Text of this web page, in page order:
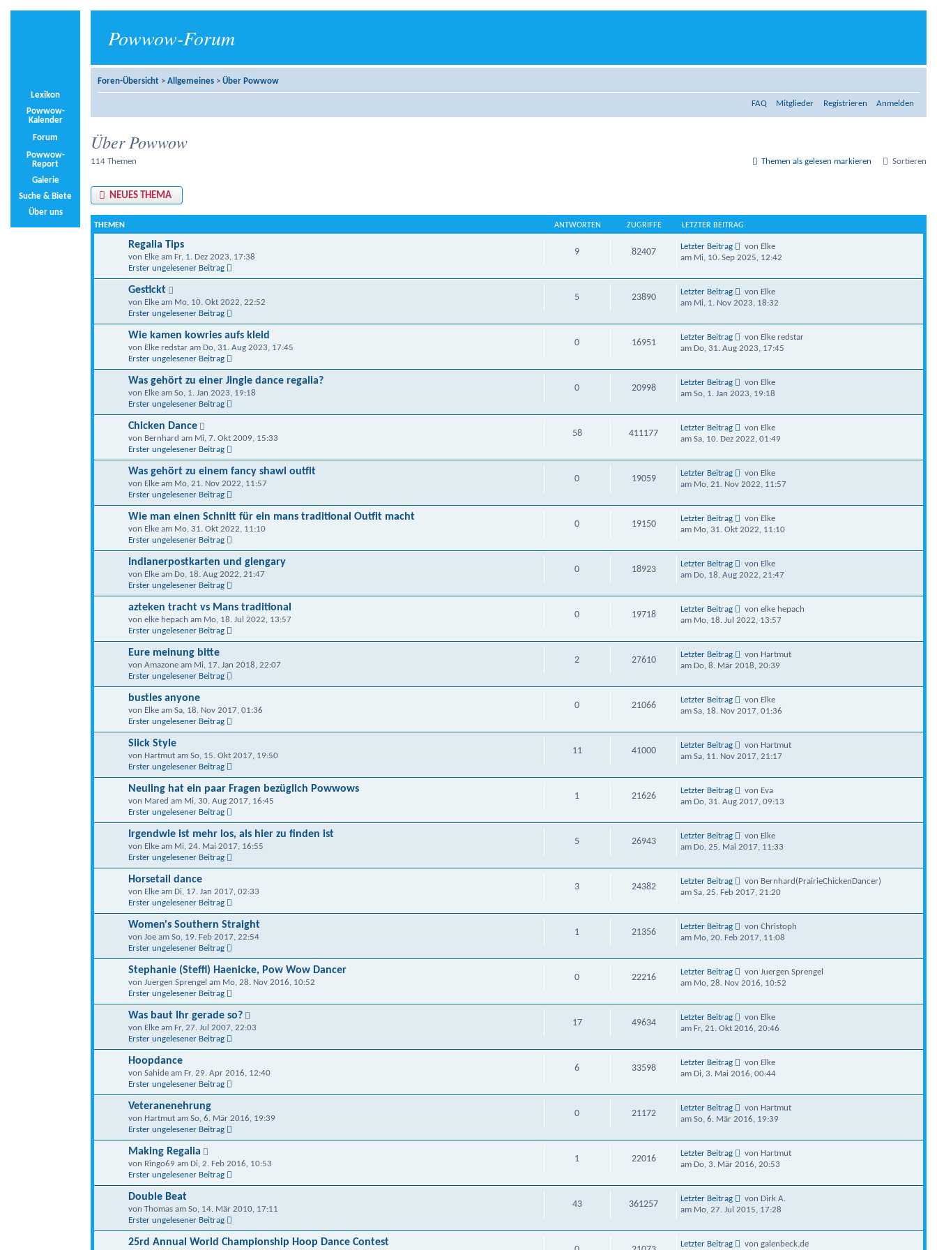
Powwow-Forum
Lexikon
Powwow-
Kalender
Forum
Powwow-
Report
Galerie
Suche & Biete
Über uns
Foren-Übersicht > Allgemeines > Über Powwow
FAQ Mitglieder Registrieren Anmelden
Über Powwow
114 Themen Themen als gelesen markieren Sortieren
NEUES THEMA
THEMEN ANTWORTEN ZUGRIFFE LETZTER BEITRAG
Regalia Tips
von Elke am Fr, 1. Dez 2023, 17:38
Erster ungelesener Beitrag
9 82407
Letzter Beitrag
von Elke
am Mi, 10. Sep 2025, 12:42
Gestickt
von Elke am Mo, 10. Okt 2022, 22:52
Erster ungelesener Beitrag
5 23890
Letzter Beitrag
von Elke
am Mi, 1. Nov 2023, 18:32
Wie kamen kowries aufs kleid
von Elke redstar am Do, 31. Aug 2023, 17:45
Erster ungelesener Beitrag
0 16951
Letzter Beitrag
von Elke redstar
am Do, 31. Aug 2023, 17:45
Was gehört zu einer Jingle dance regalia?
von Elke am So, 1. Jan 2023, 19:18
Erster ungelesener Beitrag
0 20998
Letzter Beitrag
von Elke
am So, 1. Jan 2023, 19:18
Chicken Dance
von Bernhard am Mi, 7. Okt 2009, 15:33
Erster ungelesener Beitrag
58 411177
Letzter Beitrag
von Elke
am Sa, 10. Dez 2022, 01:49
Was gehört zu einem fancy shawl outfit
von Elke am Mo, 21. Nov 2022, 11:57
Erster ungelesener Beitrag
0 19059
Letzter Beitrag
von Elke
am Mo, 21. Nov 2022, 11:57
Wie man einen Schnitt für ein mans traditional Outfit macht
von Elke am Mo, 31. Okt 2022, 11:10
Erster ungelesener Beitrag
0 19150
Letzter Beitrag
von Elke
am Mo, 31. Okt 2022, 11:10
Indianerpostkarten und glengary
von Elke am Do, 18. Aug 2022, 21:47
Erster ungelesener Beitrag
0 18923
Letzter Beitrag
von Elke
am Do, 18. Aug 2022, 21:47
azteken tracht vs Mans traditional
von elke hepach am Mo, 18. Jul 2022, 13:57
Erster ungelesener Beitrag
0 19718
Letzter Beitrag
von elke hepach
am Mo, 18. Jul 2022, 13:57
Eure meinung bitte
von Amazone am Mi, 17. Jan 2018, 22:07
Erster ungelesener Beitrag
2 27610
Letzter Beitrag
von Hartmut
am Do, 8. Mär 2018, 20:39
bustles anyone
von Elke am Sa, 18. Nov 2017, 01:36
Erster ungelesener Beitrag
0 21066
Letzter Beitrag
von Elke
am Sa, 18. Nov 2017, 01:36
Slick Style
von Hartmut am So, 15. Okt 2017, 19:50
Erster ungelesener Beitrag
11 41000
Letzter Beitrag
von Hartmut
am Sa, 11. Nov 2017, 21:17
Neuling hat ein paar Fragen bezüglich Powwows
von Mared am Mi, 30. Aug 2017, 16:45
Erster ungelesener Beitrag
1 21626
Letzter Beitrag
von Eva
am Do, 31. Aug 2017, 09:13
Irgendwie ist mehr los, als hier zu finden ist
von Elke am Mi, 24. Mai 2017, 16:55
Erster ungelesener Beitrag
5 26943
Letzter Beitrag
von Elke
am Do, 25. Mai 2017, 11:33
Horsetail dance
von Elke am Di, 17. Jan 2017, 02:33
Erster ungelesener Beitrag
3 24382
Letzter Beitrag
von Bernhard(PrairieChickenDancer)
am Sa, 25. Feb 2017, 21:20
Women's Southern Straight
von Joe am So, 19. Feb 2017, 22:54
Erster ungelesener Beitrag
1 21356
Letzter Beitrag
von Christoph
am Mo, 20. Feb 2017, 11:08
Stephanie (Steffi) Haenicke, Pow Wow Dancer
von Juergen Sprengel am Mo, 28. Nov 2016, 10:52
Erster ungelesener Beitrag
0 22216
Letzter Beitrag
von Juergen Sprengel
am Mo, 28. Nov 2016, 10:52
Was baut Ihr gerade so?
von Elke am Fr, 27. Jul 2007, 22:03
Erster ungelesener Beitrag
17 49634
Letzter Beitrag
von Elke
am Fr, 21. Okt 2016, 20:46
Hoopdance
von Sahide am Fr, 29. Apr 2016, 12:40
Erster ungelesener Beitrag
6 33598
Letzter Beitrag
von Elke
am Di, 3. Mai 2016, 00:44
Veteranenehrung
von Hartmut am So, 6. Mär 2016, 19:39
Erster ungelesener Beitrag
0 21172
Letzter Beitrag
von Hartmut
am So, 6. Mär 2016, 19:39
Making Regalia
von Ringo69 am Di, 2. Feb 2016, 10:53
Erster ungelesener Beitrag
1 22016
Letzter Beitrag
von Hartmut
am Do, 3. Mär 2016, 20:53
Double Beat
von Thomas am So, 14. Mär 2010, 17:11
Erster ungelesener Beitrag
43 361257
Letzter Beitrag
von Dirk A.
am Mo, 27. Jul 2015, 17:28
25rd Annual World Championship Hoop Dance Contest Letzter Beitrag
von galenbeck.de